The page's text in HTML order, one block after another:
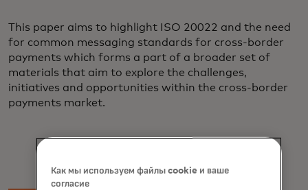
This paper aims to highlight ISO 20022 and the need
for common messaging standards for cross-border
payments which forms a part of a broader set of
materials that aim to explore the challenges,
initiatives and opportunities within the cross-border
payments market.
Как мы используем файлы cookie и ваше
согласие